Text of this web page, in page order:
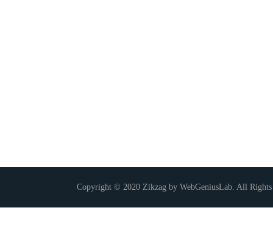
Copyright © 2020 Zikzag by WebGeniusLab. All Rights